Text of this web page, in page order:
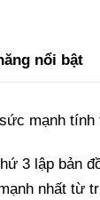
nổi bật
mạnh
3 lập bản
nhất từ